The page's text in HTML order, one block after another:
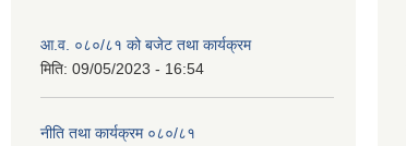
आ.व. ०८०/८१ को बजेट तथा कार्यक्रम
मिति: 09/05/2023 - 16:54
नीति तथा कार्यक्रम ०८०/८१